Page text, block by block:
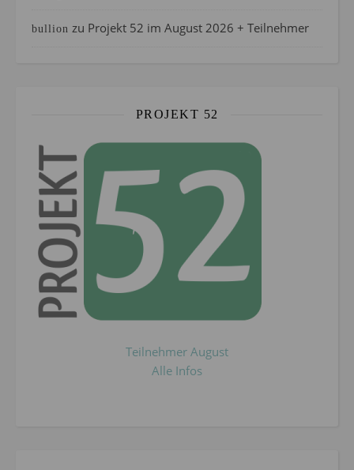
bullion zu Projekt 52 im August 2026 + Teilnehmer
PROJEKT 52
Teilnehmer August
Alle Infos